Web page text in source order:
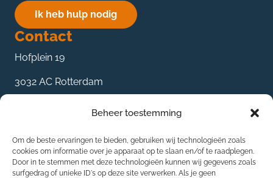
Beheer toestemming
Om de beste ervaringen te bieden, gebruiken wij technologieën zoals
cookies om informatie over je apparaat op te slaan en/of te raadplegen.
Door in te stemmen met deze technologieën kunnen wij gegevens zoals
surfgedrag of unieke ID's op deze site verwerken. Als je geen
Ik heb hulp nodig
Contact
Hofplein 19
3032 AC Rotterdam
De oplossingen
Bedrijfsadvies